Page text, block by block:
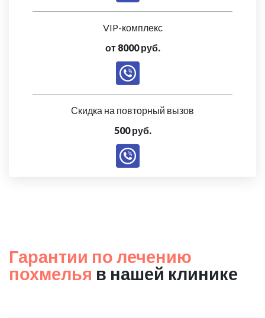
VIP-комплекс
от 8000 руб.
Скидка на повторный вызов
500 руб.
Гарантии по лечению
похмелья в нашей клинике